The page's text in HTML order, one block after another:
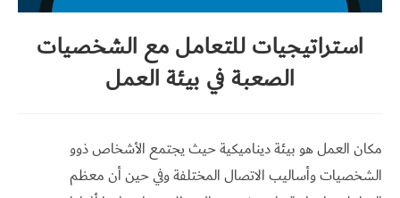
معي
استراتيجيات للتعامل مع الشخصيات
الصعبة في بيئة العمل
مكان العمل هو بيئة ديناميكية حيث يجتمع الأشخاص ذوو
الشخصيات وأساليب الاتصال المختلفة وفي حين أن معظم